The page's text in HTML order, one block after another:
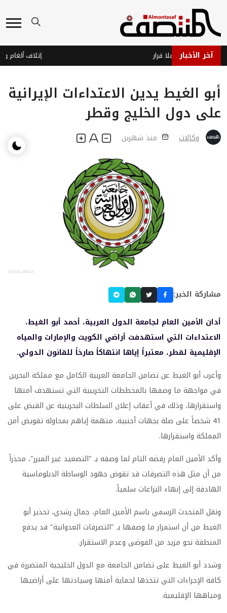
آخر الأخبار
جاهز… وحرب بلا قرار
أبو الغيط يدين الاعتداءات الإيرانية
على دول الخليج وقطر
وكالات منذ شهرين
مشاركة الخبر:
أدان الأمين العام لجامعة الدول العربية، أحمد أبو الغيط،
الاعتداءات التي استهدفت أراضي الكويت والإمارات والمياه
الإقليمية لقطر، معتبراً إياها انتهاكاً صارخاً للقانون الدولي.
وأعرب أبو الغيط عن تضامن الجامعة العربية الكامل مع مملكة البحرين
في مواجهة ما وصفها بالمخططات التخريبية التي تستهدف أمنها
واستقرارها، وذلك في أعقاب إعلان السلطات البحرينية عن القبض على
41 شخصاً على صلة بجهات أجنبية، متهمة إياهم بمحاولة تقويض أمن
المملكة واستقرارها.
وأكد الأمين العام رفضه التام لما وصفه بـ "التصعيد غير المبرر"، محذراً
من أن مثل هذه التصرفات قد تقوض جهود الوساطة الدبلوماسية
الهادفة إلى إنهاء النزاعات سلمياً.
ونقل المتحدث الرسمي باسم الأمين العام، جمال رشدي، تحذير أبو
الغيط من أن استمرار ما وصفها بـ "التصرفات العدوانية" قد يدفع
المنطقة نحو مزيد من الفوضى وعدم الاستقرار.
وشدد أبو الغيط على تضامن الجامعة مع الدول الخليجية المتضررة في
كافة الإجراءات التي تتخذها لحماية أمنها وسيادتها على أراضيها
ومياهها الإقليمية.